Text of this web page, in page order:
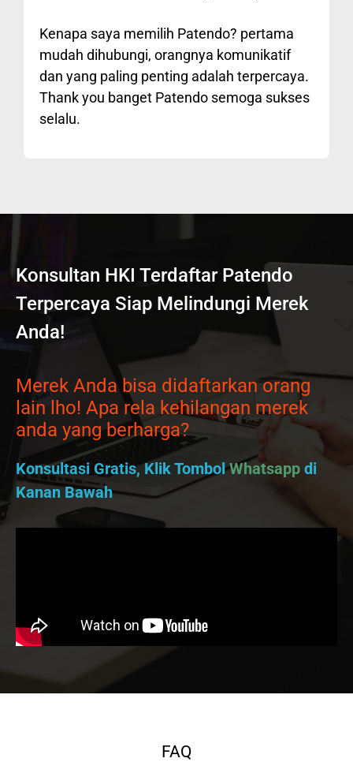
Kenapa saya memilih Patendo? pertama
mudah dihubungi, orangnya komunikatif
dan yang paling penting adalah terpercaya.
Thank you banget Patendo semoga sukses
selalu.
Konsultan HKI Terdaftar Patendo
Terpercaya Siap Melindungi Merek
Anda!
Merek Anda bisa didaftarkan orang
lain lho! Apa rela kehilangan merek
anda yang berharga?
Konsultasi Gratis, Klik TombolWhatsapp di
Kanan Bawah
FAQ